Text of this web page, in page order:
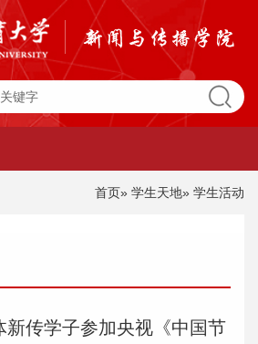
首页» 学生天地» 学生活动
新传学子参加央视《中国节